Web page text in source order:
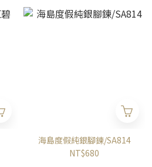
海島度假純銀腳鍊/SA814
NT$680